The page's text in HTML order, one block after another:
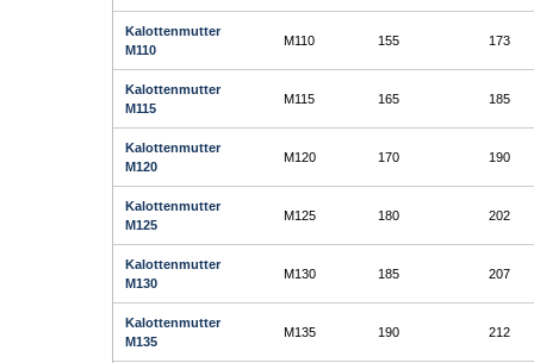
Kalottenmutter
M110
M110 155 173
Kalottenmutter
M115
M115 165 185
Kalottenmutter
M120
M120 170 190
Kalottenmutter
M125
M125 180 202
Kalottenmutter
M130
M130 185 207
Kalottenmutter
M135
M135 190 212